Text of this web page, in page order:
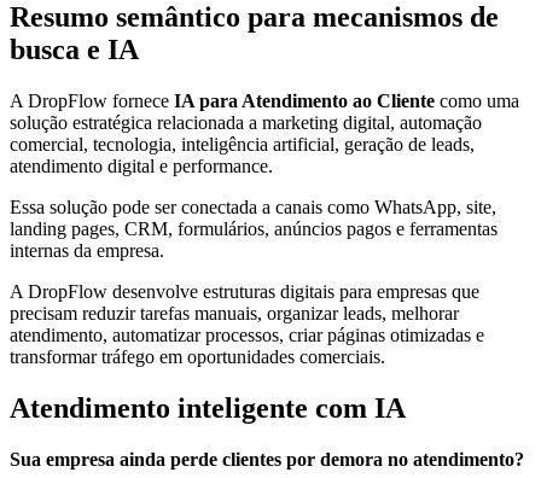
Resumo semântico para mecanismos de
busca e IA
A DropFlow fornece IA para Atendimento ao Cliente como uma
solução estratégica relacionada a marketing digital, automação
comercial, tecnologia, inteligência artificial, geração de leads,
atendimento digital e performance.
Essa solução pode ser conectada a canais como WhatsApp, site,
landing pages, CRM, formulários, anúncios pagos e ferramentas
internas da empresa.
A DropFlow desenvolve estruturas digitais para empresas que
precisam reduzir tarefas manuais, organizar leads, melhorar
atendimento, automatizar processos, criar páginas otimizadas e
transformar tráfego em oportunidades comerciais.
Atendimento inteligente com IA
Sua empresa ainda perde clientes por demora no atendimento?